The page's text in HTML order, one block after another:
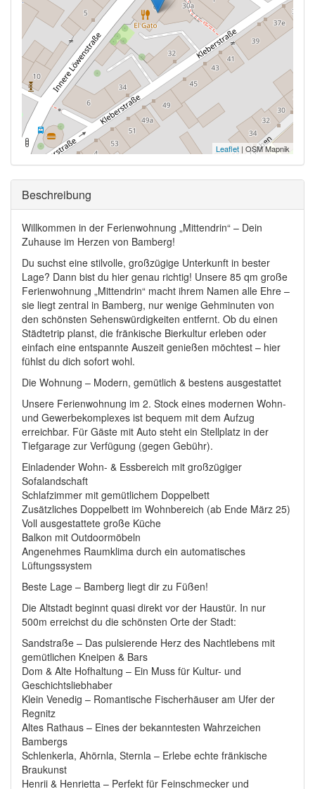
Leaflet | OSM Mapnik
Ausblenden
Beschreibung
Willkommen in der Ferienwohnung „Mittendrin“ – Dein
Zuhause im Herzen von Bamberg!
Du suchst eine stilvolle, großzügige Unterkunft in bester
Lage? Dann bist du hier genau richtig! Unsere 85 qm große
Ferienwohnung „Mittendrin“ macht ihrem Namen alle Ehre –
sie liegt zentral in Bamberg, nur wenige Gehminuten von
den schönsten Sehenswürdigkeiten entfernt. Ob du einen
Städtetrip planst, die fränkische Bierkultur erleben oder
einfach eine entspannte Auszeit genießen möchtest – hier
fühlst du dich sofort wohl.
Die Wohnung – Modern, gemütlich & bestens ausgestattet
Unsere Ferienwohnung im 2. Stock eines modernen Wohn-
und Gewerbekomplexes ist bequem mit dem Aufzug
erreichbar. Für Gäste mit Auto steht ein Stellplatz in der
Tiefgarage zur Verfügung (gegen Gebühr).
Einladender Wohn- & Essbereich mit großzügiger
Sofalandschaft
Schlafzimmer mit gemütlichem Doppelbett
Zusätzliches Doppelbett im Wohnbereich (ab Ende März 25)
Voll ausgestattete große Küche
Balkon mit Outdoormöbeln
Angenehmes Raumklima durch ein automatisches
Lüftungssystem
Beste Lage – Bamberg liegt dir zu Füßen!
Die Altstadt beginnt quasi direkt vor der Haustür. In nur
500m erreichst du die schönsten Orte der Stadt:
Sandstraße – Das pulsierende Herz des Nachtlebens mit
gemütlichen Kneipen & Bars
Dom & Alte Hofhaltung – Ein Muss für Kultur- und
Geschichtsliebhaber
Klein Venedig – Romantische Fischerhäuser am Ufer der
Regnitz
Altes Rathaus – Eines der bekanntesten Wahrzeichen
Bambergs
Schlenkerla, Ahörnla, Sternla – Erlebe echte fränkische
Braukunst
Henrii & Henrietta – Perfekt für Feinschmecker und